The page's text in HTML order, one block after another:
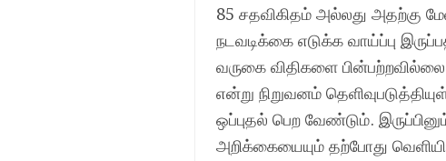
85 சதவிகிதம் அல்லது அதற்கு
நடவடிக்கை எடுக்க வாய்ப்பு
வருகை விதிகளை
என்று நிறுவனம்
ஒப்புதல் பெற வேண்டும்.
அறிக்கையையும் தற்போது